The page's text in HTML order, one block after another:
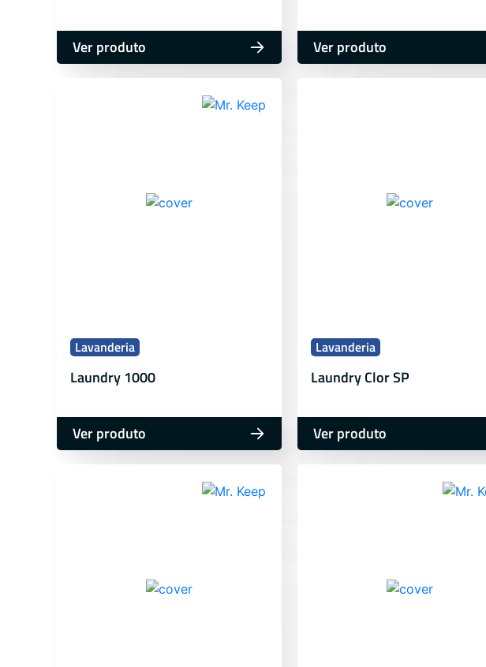
Ver produto Ver produto
Lavanderia
Laundry 1000
Ver produto
Lavanderia
Laundry Clor SP
Ver produto